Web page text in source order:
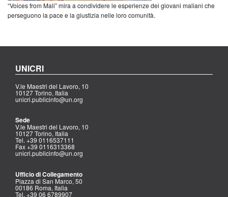
“Voices from Mali” mira a condividere le esperienze dei giovani maliani che
perseguono la pace e la giustizia nelle loro comunità.
UNICRI
V.le Maestri del Lavoro, 10
10127 Torino, Italia
unicri.publicinfo@un.org
Sede
V.le Maestri del Lavoro, 10
10127 Torino, Italia
Tel. +39 0116537111
Fax +39 0116313368
unicri.publicinfo@un.org
Ufficio di Collegamento
Piazza di San Marco, 50
00186 Roma, Italia
Tel. +39 06 6789907